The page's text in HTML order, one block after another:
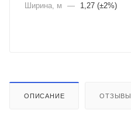
Ширина, м
— 1,27 (±2%)
ОПИСАНИЕ ОТЗЫВЫ